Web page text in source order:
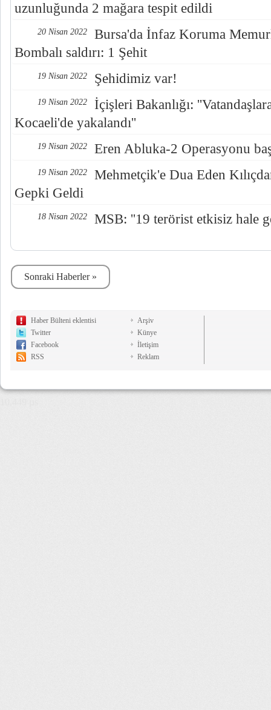
uzunluğunda 2 mağara tespit edildi
20 Nisan 2022
Bursa'da İnfaz Koruma
Bombalı saldırı: 1 Şehit
19 Nisan 2022 Şehidimiz var!
19 Nisan 2022
İçişleri Bakanlığı:
Kocaeli'de yakalandı''
19 Nisan 2022 Eren Abluka-2 Operasyonu
19 Nisan 2022
Mehmetçik'e Dua Eden
Gepki Geldi
18 Nisan 2022 MSB: ''19 terörist etkisiz hale
Sonraki Haberler »
Haber Bülteni eklentisi
Twitter
Facebook
RSS
Arşiv
Künye
İletişim
Reklam